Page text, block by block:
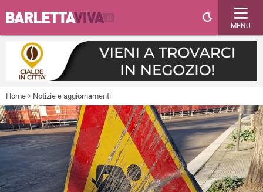
MENU
Home Notizie e aggiornamenti